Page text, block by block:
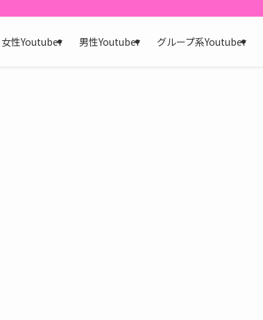
女性Youtuber 男性Youtuber グループ系Youtuber